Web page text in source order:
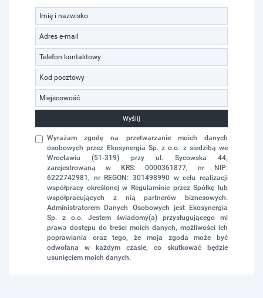
Wyślij
Wyrażam zgodę na przetwarzanie moich danych
osobowych przez Ekosynergia Sp. z o.o. z siedzibą we
Wrocławiu (51-319) przy ul. Sycowska 44,
zarejestrowaną w KRS: 0000361877, nr NIP:
6222742981, nr REGON: 301498990 w celu realizacji
współpracy określonej w Regulaminie przez Spółkę lub
współpracujących z nią partnerów biznesowych.
Administratorem Danych Osobowych jest Ekosynergia
Sp. z o.o. Jestem świadomy(a) przysługującego mi
prawa dostępu do treści moich danych, możliwości ich
poprawiania oraz tego, że moja zgoda może być
odwołana w każdym czasie, co skutkować będzie
usunięciem moich danych.